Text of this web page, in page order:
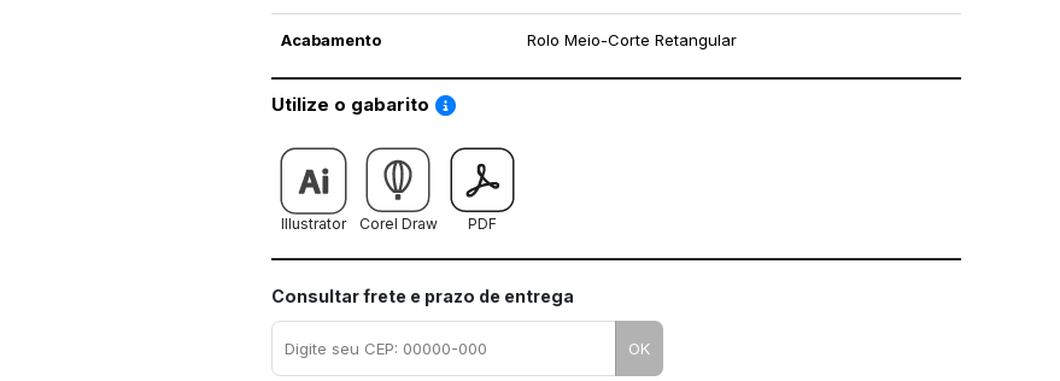
Acabamento Rolo Meio-Corte Retangular
Utilize o gabarito Saiba como utilizar os nossos gabaritos
Illustrator Corel Draw PDF
Consultar frete e prazo de entrega
OK